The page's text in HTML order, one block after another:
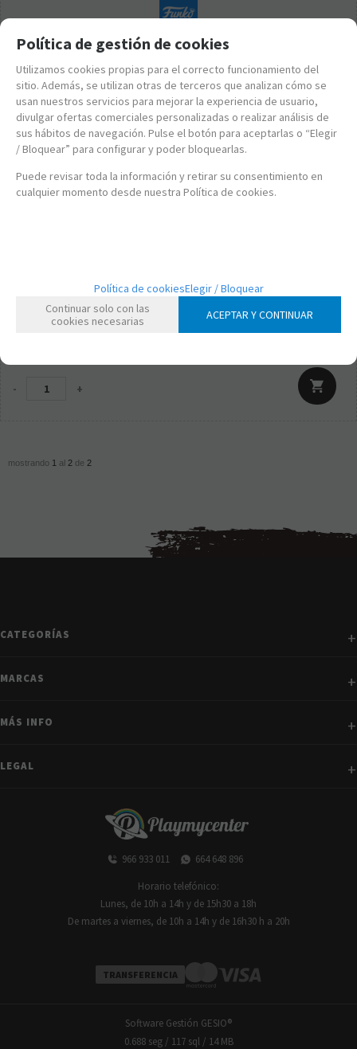
FUNKO POP! BATMAN – JOKER CON DENTADURA (1989)
15,95€
- +
mostrando 1 al 2 de 2
CATEGORÍAS
MARCAS
MÁS INFO
LEGAL
966 933 011 664 648 896
Horario telefónico:
Lunes, de 10h a 14h y de 15h30 a 18h
De martes a viernes, de 10h a 14h y de 16h30 h a 20h
TRANSFERENCIA
Software Gestión GESIO®
0.688 seg / 117 sql/ 14 MB
Política de gestión de cookies
Utilizamos cookies propias para el correcto funcionamiento del
sitio. Además, se utilizan otras de terceros que analizan cómo se
usan nuestros servicios para mejorar la experiencia de usuario,
divulgar ofertas comerciales personalizadas o realizar análisis de
sus hábitos de navegación. Pulse el botón para aceptarlas o “Elegir
/ Bloquear” para configurar y poder bloquearlas.
Puede revisar toda la información y retirar su consentimiento en
cualquier momento desde nuestra Política de cookies.
Política de cookiesElegir / Bloquear
Continuar solo con las
cookies necesarias
ACEPTAR Y CONTINUAR